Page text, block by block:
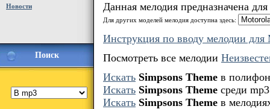
Новости
Поиск
Данная мелодия предназначена
Для других моделей мелодия доступна здесь:
Инструкция по вводу мелодии для
Посмотреть все мелодии
Искать Simpsons Theme в
Искать Simpsons Theme среди
Искать Simpsons Theme в